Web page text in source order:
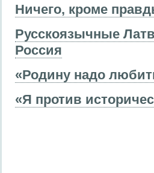
Ничего, кроме
Русскоязычные
Россия
«Родину надо
«Я против